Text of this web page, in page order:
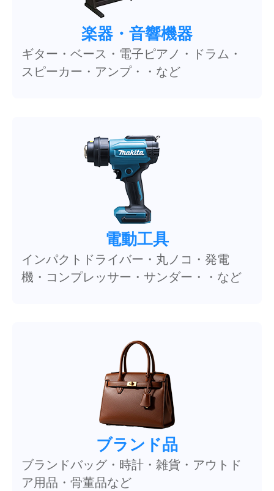
楽器・音響機器
ギター・ベース・電子ピアノ・ドラム・
スピーカー・アンプ・・など
電動工具
インパクトドライバー・丸ノコ・発電
機・コンプレッサー・サンダー・・など
ブランド品
ブランドバッグ・時計・雑貨・アウトド
ア用品・骨董品など